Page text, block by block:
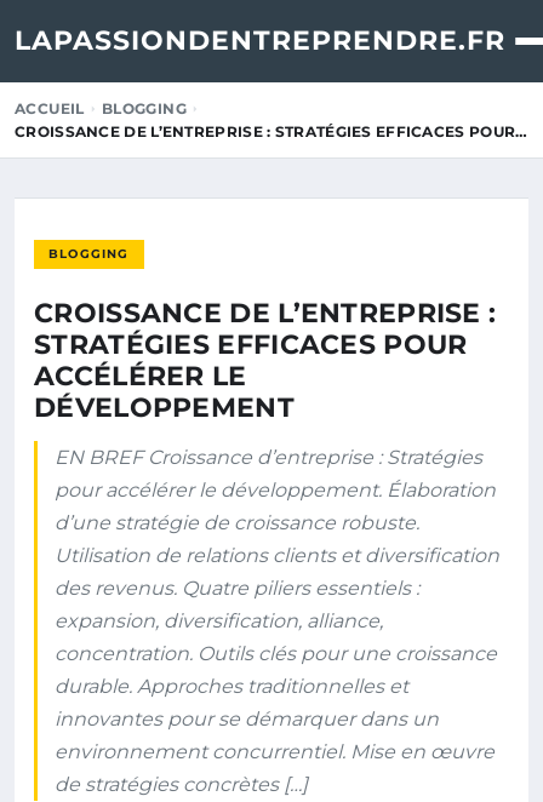
LAPASSIONDENTREPRENDRE.FR
ACCUEIL
BLOGGING
CROISSANCE DE L’ENTREPRISE : STRATÉGIES EFFICACES POUR…
BLOGGING
CROISSANCE DE L’ENTREPRISE :
STRATÉGIES EFFICACES POUR
ACCÉLÉRER LE
DÉVELOPPEMENT
EN BREF Croissance d’entreprise : Stratégies
pour accélérer le développement. Élaboration
d’une stratégie de croissance robuste.
Utilisation de relations clients et diversification
des revenus. Quatre piliers essentiels :
expansion, diversification, alliance,
concentration. Outils clés pour une croissance
durable. Approches traditionnelles et
innovantes pour se démarquer dans un
environnement concurrentiel. Mise en œuvre
de stratégies concrètes […]